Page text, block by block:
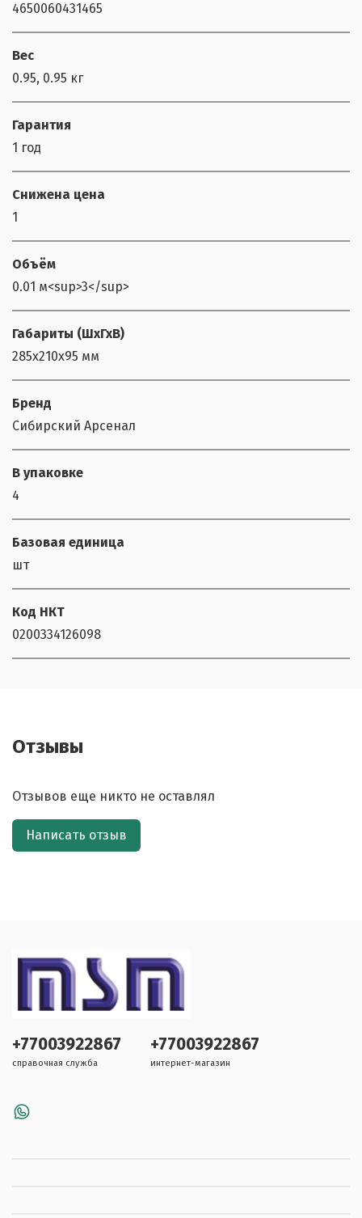
4650060431465
Вес
0.95, 0.95 кг
Гарантия
1 год
Снижена цена
1
Объём
0.01 м<sup>3</sup>
Габариты (ШхГхВ)
285х210х95 мм
Бренд
Сибирский Арсенал
В упаковке
4
Базовая единица
шт
Код НКТ
0200334126098
Отзывы
Отзывов еще никто не оставлял
Написать отзыв
+77003922867
справочная служба
+77003922867
интернет-магазин